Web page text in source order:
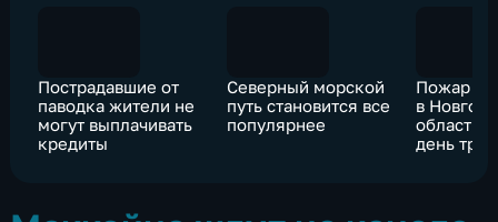
Пострадавшие от
паводка жители не
могут выплачивать
кредиты
Северный морской
путь становится все
популярнее
Пожар в
в
области
день